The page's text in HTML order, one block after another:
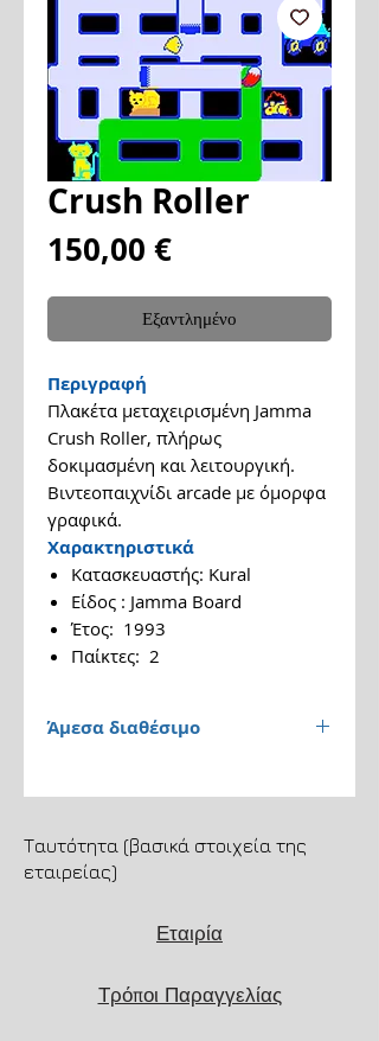
Crush Roller
150,00 €Τιμή
Εξαντλημένο
Περιγραφή
Πλακέτα μεταχειρισμένη Jamma
Crush Roller, πλήρως
δοκιμασμένη και λειτουργική.
Βιντεοπαιχνίδι arcade με όμορφα
γραφικά.
Χαρακτηριστικά
Κατασκευαστής: Kural
Είδος : Jamma Board
Έτος: 1993
Παίκτες: 2
Άμεσα διαθέσιμο
Παράδοση 1 έως 3 εργάσιμες
Αποστολή μέσω ACS
Courier. Μεταφορικά 5,85€.
Μεταφορικά + αντικαταβολή
Για τηλεφωνικές παραγγελίες
Ταυτότητα (βασικά στοιχεία της
εταιρείας)
Εταιρία
Τρόποι Παραγγελίας